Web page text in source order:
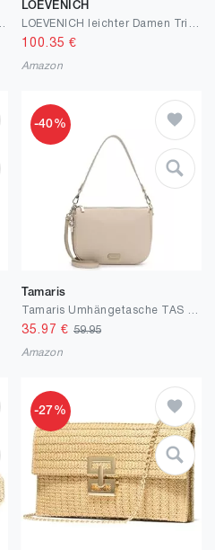
LOEVENICH
100.35 €
Amazon
-40%
Tamaris
35.97 € 59.95
Amazon
-27%